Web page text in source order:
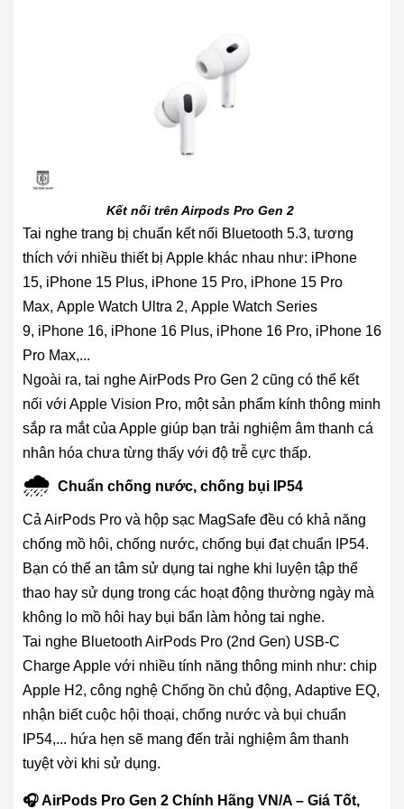
Kết nối trên Airpods Pro Gen 2
Tai nghe trang bị chuẩn kết nối Bluetooth 5.3, tương
thích với nhiều thiết bị Apple khác nhau như: iPhone
15, iPhone 15 Plus, iPhone 15 Pro, iPhone 15 Pro
Max, Apple Watch Ultra 2, Apple Watch Series
9, iPhone 16, iPhone 16 Plus, iPhone 16 Pro, iPhone 16
Pro Max,...
Ngoài ra, tai nghe AirPods Pro Gen 2 cũng có thể kết
nối với Apple Vision Pro, một sản phẩm kính thông minh
sắp ra mắt của Apple giúp bạn trải nghiệm âm thanh cá
nhân hóa chưa từng thấy với độ trễ cực thấp.
🌧️ Chuẩn chống nước, chống bụi IP54
Cả AirPods Pro và hộp sạc MagSafe đều có khả năng
chống mồ hôi, chống nước, chống bụi đạt chuẩn IP54.
Bạn có thể an tâm sử dụng tai nghe khi luyện tập thể
thao hay sử dụng trong các hoạt động thường ngày mà
không lo mồ hôi hay bụi bẩn làm hỏng tai nghe.
Tai nghe Bluetooth AirPods Pro (2nd Gen) USB-C
Charge Apple với nhiều tính năng thông minh như: chip
Apple H2, công nghệ Chống ồn chủ động, Adaptive EQ,
nhận biết cuộc hội thoại, chống nước và bụi chuẩn
IP54,... hứa hẹn sẽ mang đến trải nghiệm âm thanh
tuyệt vời khi sử dụng.
🎧 AirPods Pro Gen 2 Chính Hãng VN/A – Giá Tốt,